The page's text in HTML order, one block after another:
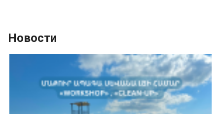
Новости